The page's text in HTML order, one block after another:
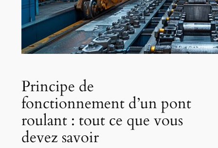
Principe de
fonctionnement d’un pont
roulant : tout ce que vous
devez savoir